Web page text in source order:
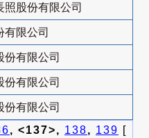
照股份有限公司
有限公司
份有限公司
份有限公司
份有限公司
, <137>, 138, 139 [